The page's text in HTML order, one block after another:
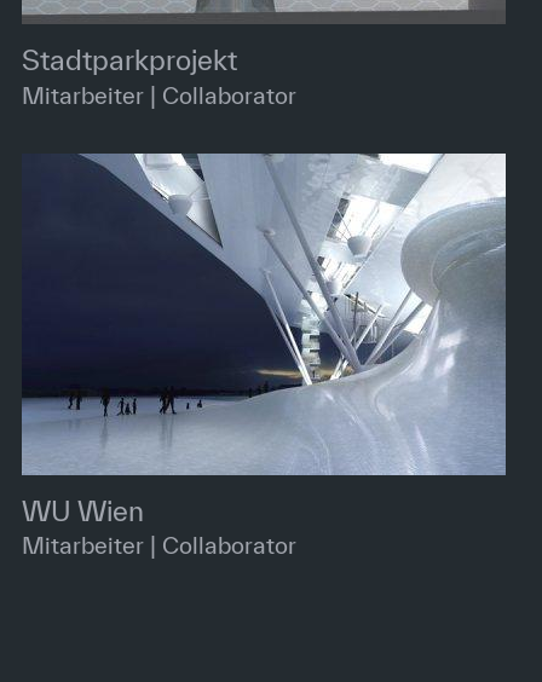
Stadtparkprojekt
Mitarbeiter | Collaborator
WU Wien
Mitarbeiter | Collaborator